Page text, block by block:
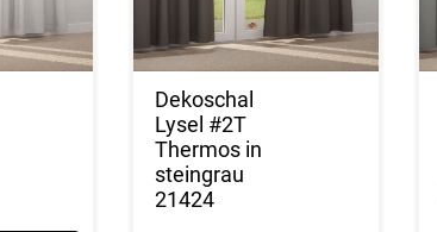
Dekoschal
Lysel #2T
Thermos in
steingrau
21424